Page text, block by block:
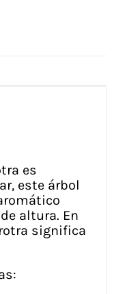
es
este árbol
altura. En
significa